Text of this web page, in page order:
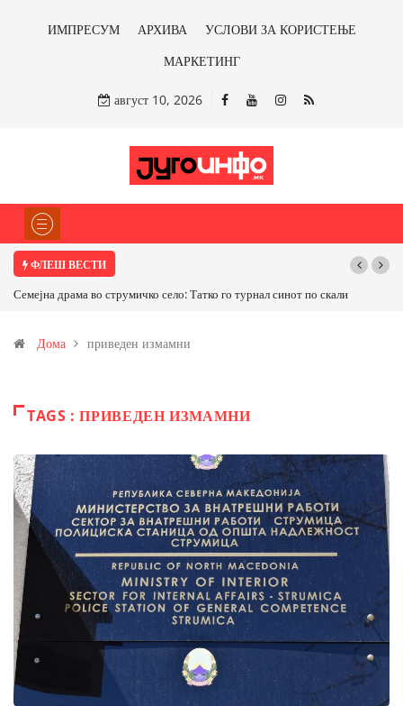
ИМПРЕСУМ АРХИВА
УСЛОВИ ЗА КОРИСТЕЊЕ
МАРКЕТИНГ
август 10, 2026
ФЛЕШ ВЕСТИ
Семејна драма во струмичко село: Татко го турнал синот по скали
Дома приведен измамни
TAGS : ПРИВЕДЕН ИЗМАМНИ